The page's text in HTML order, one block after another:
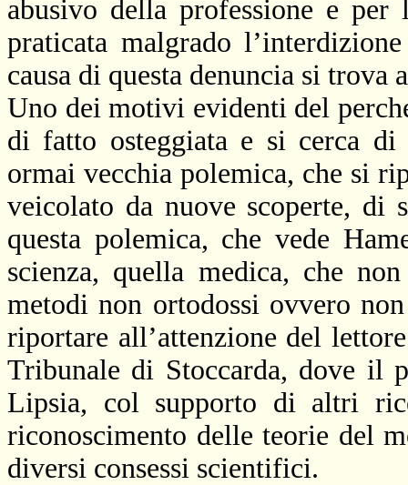
abusivo della professione e
praticata malgrado
causa di questa denuncia si trova
Uno dei motivi evidenti del
di fatto osteggiata e si cerca
ormai vecchia polemica, che si
veicolato da nuove scoperte,
questa polemica, che vede
scienza, quella medica, che
metodi non ortodossi ovvero
riportare all’attenzione del
Tribunale di Stoccarda, dove il
Lipsia, col supporto di altri
riconoscimento delle teorie del
diversi consessi scientifici.